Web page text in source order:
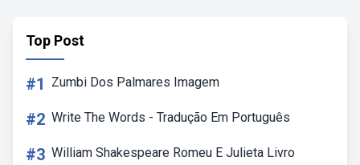
Top Post
#1 Zumbi Dos Palmares Imagem
#2 Write The Words - Tradução Em Português
#3 William Shakespeare Romeu E Julieta Livro